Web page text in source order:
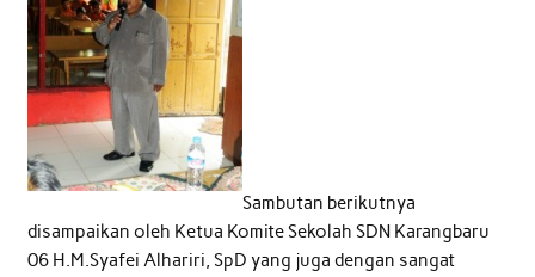
Sambutan berikutnya
disampaikan oleh Ketua Komite Sekolah SDN Karangbaru
06 H.M.Syafei Alhariri, SpD yang juga dengan sangat